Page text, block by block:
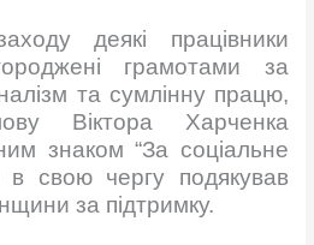
деякі працівники
грамотами за
та сумлінну працю,
Віктора Харченка
знаком “За соціальне
в свою чергу подякував
за підтримку.